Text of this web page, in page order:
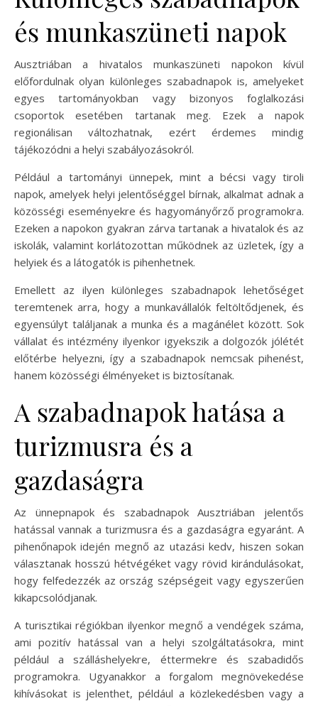
és munkaszüneti napok
Ausztriában a hivatalos munkaszüneti napokon kívül
előfordulnak olyan különleges szabadnapok is, amelyeket
egyes tartományokban vagy bizonyos foglalkozási
csoportok esetében tartanak meg. Ezek a napok
regionálisan változhatnak, ezért érdemes mindig
tájékozódni a helyi szabályozásokról.
Például a tartományi ünnepek, mint a bécsi vagy tiroli
napok, amelyek helyi jelentőséggel bírnak, alkalmat adnak a
közösségi eseményekre és hagyományőrző programokra.
Ezeken a napokon gyakran zárva tartanak a hivatalok és az
iskolák, valamint korlátozottan működnek az üzletek, így a
helyiek és a látogatók is pihenhetnek.
Emellett az ilyen különleges szabadnapok lehetőséget
teremtenek arra, hogy a munkavállalók feltöltődjenek, és
egyensúlyt találjanak a munka és a magánélet között. Sok
vállalat és intézmény ilyenkor igyekszik a dolgozók jólétét
előtérbe helyezni, így a szabadnapok nemcsak pihenést,
hanem közösségi élményeket is biztosítanak.
A szabadnapok hatása a
turizmusra és a
gazdaságra
Az ünnepnapok és szabadnapok Ausztriában jelentős
hatással vannak a turizmusra és a gazdaságra egyaránt. A
pihenőnapok idején megnő az utazási kedv, hiszen sokan
választanak hosszú hétvégéket vagy rövid kirándulásokat,
hogy felfedezzék az ország szépségeit vagy egyszerűen
kikapcsolódjanak.
A turisztikai régiókban ilyenkor megnő a vendégek száma,
ami pozitív hatással van a helyi szolgáltatásokra, mint
például a szálláshelyekre, éttermekre és szabadidős
programokra. Ugyanakkor a forgalom megnövekedése
kihívásokat is jelenthet, például a közlekedésben vagy a